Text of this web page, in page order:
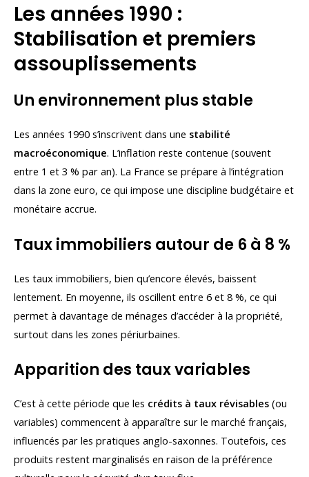
Les années 1990 :
Stabilisation et premiers
assouplissements
Un environnement plus stable
Les années 1990 s’inscrivent dans une stabilité
macroéconomique. L’inflation reste contenue (souvent
entre 1 et 3 % par an). La France se prépare à l’intégration
dans la zone euro, ce qui impose une discipline budgétaire et
monétaire accrue.
Taux immobiliers autour de 6 à 8 %
Les taux immobiliers, bien qu’encore élevés, baissent
lentement. En moyenne, ils oscillent entre 6 et 8 %, ce qui
permet à davantage de ménages d’accéder à la propriété,
surtout dans les zones périurbaines.
Apparition des taux variables
C’est à cette période que les crédits à taux révisables (ou
variables) commencent à apparaître sur le marché français,
influencés par les pratiques anglo-saxonnes. Toutefois, ces
produits restent marginalisés en raison de la préférence